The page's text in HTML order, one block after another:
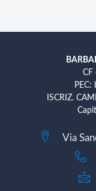
CF
PEC:
ISCRIZ.
Via